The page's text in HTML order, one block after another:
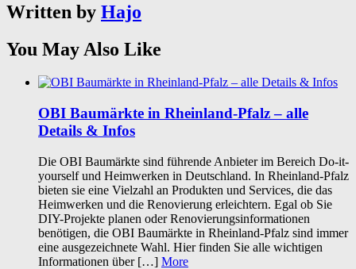
Written by Hajo
You May Also Like
OBI Baumärkte in Rheinland-Pfalz – alle
Details & Infos
Die OBI Baumärkte sind führende Anbieter im Bereich Do-it-
yourself und Heimwerken in Deutschland. In Rheinland-Pfalz
bieten sie eine Vielzahl an Produkten und Services, die das
Heimwerken und die Renovierung erleichtern. Egal ob Sie
DIY-Projekte planen oder Renovierungsinformationen
benötigen, die OBI Baumärkte in Rheinland-Pfalz sind immer
eine ausgezeichnete Wahl. Hier finden Sie alle wichtigen
Informationen über […] More